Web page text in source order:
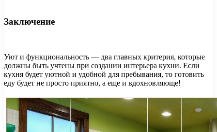
Заключение
Уют и функциональность — два главных критерия, которые
должны быть учтены при создании интерьера кухни. Если
кухня будет уютной и удобной для пребывания, то готовить
еду будет не просто приятно, а еще и вдохновляюще!